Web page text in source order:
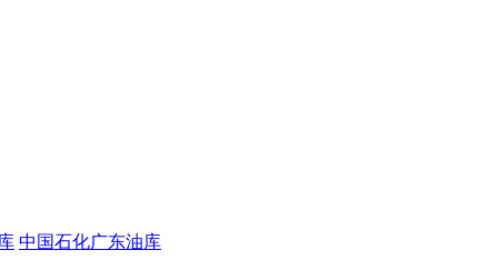
中国石化广东油库